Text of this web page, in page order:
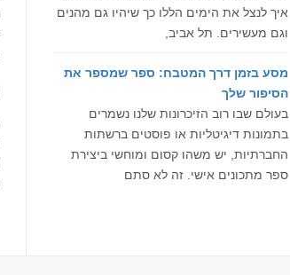
איך לנצל את הימים הללו כך שיהיו גם מהנים
וגם מעשירים. תל אביב,
מסע בזמן דרך המטבח: ספר שמספר את
הסיפור שלך
בעולם שבו רוב הזיכרונות שלנו נשמרים
בתמונות דיגיטליות או פוסטים ברשתות
החברתיות, יש משהו קסום ומוחשי ביצירת
ספר מתכונים אישי. זה לא סתם